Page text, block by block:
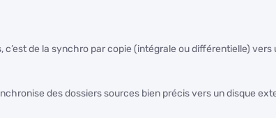
c’est de la synchro par copie (intégrale ou différentielle) vers
des dossiers sources bien précis vers un disque